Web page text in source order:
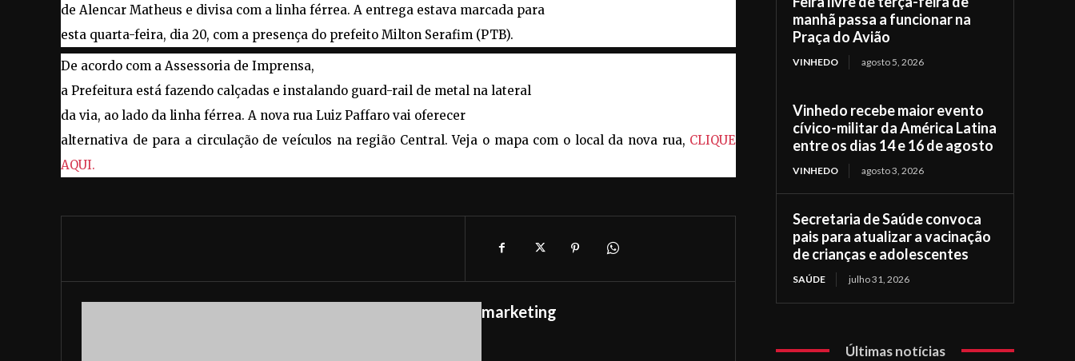
de Alencar Matheus e divisa com a linha férrea. A entrega estava marcada para
esta quarta-feira, dia 20, com a presença do prefeito Milton Serafim (PTB).
De acordo com a Assessoria de Imprensa,
a Prefeitura está fazendo calçadas e instalando guard-rail de metal na lateral
da via, ao lado da linha férrea. A nova rua Luiz Paffaro vai oferecer
alternativa de para a circulação de veículos na região Central. Veja o mapa com o local da nova rua, CLIQUE
AQUI.
marketing
manhã passa a funcionar na
Praça do Avião
VINHEDO agosto 5, 2026
Vinhedo recebe maior evento
cívico-militar da América Latina
entre os dias 14 e 16 de agosto
VINHEDO agosto 3, 2026
Secretaria de Saúde convoca
pais para atualizar a vacinação
de crianças e adolescentes
SAÚDE julho 31, 2026
Últimas notícias